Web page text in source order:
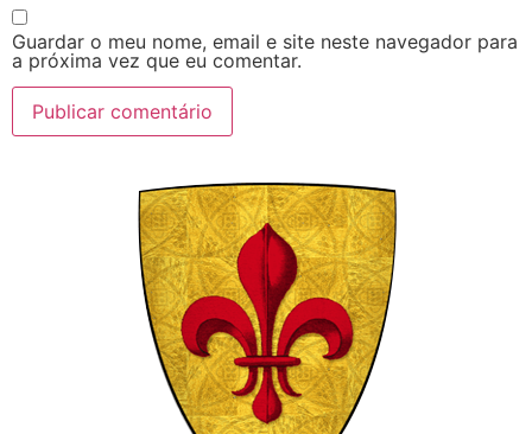
Guardar o meu nome, email e site neste navegador para
a próxima vez que eu comentar.